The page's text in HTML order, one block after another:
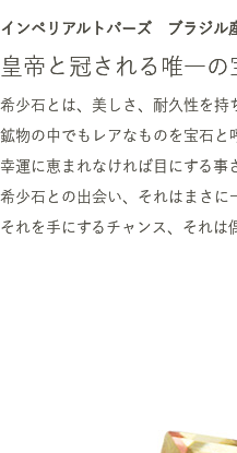
インペリアルトパーズ ブラジ
皇帝と冠される唯一
希少石とは、美しさ、耐久性を持
鉱物の中でもレアなものを宝石と
幸運に恵まれなければ目にする事
希少石との出会い、それはまさに
それを手にするチャンス、それは